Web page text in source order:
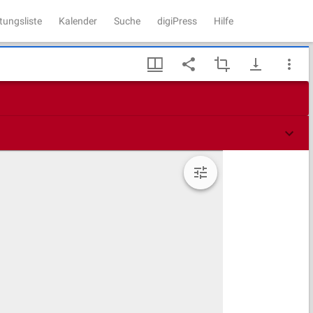
Kalender Suche digiPress Hilfe